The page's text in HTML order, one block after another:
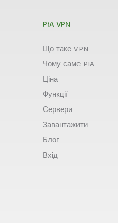
PIA VPN
Що таке VPN
Чому саме PIA
Ціна
Функції
Сервери
Завантажити
Блог
Вхід